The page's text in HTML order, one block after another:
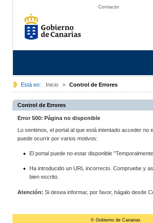
Contacto
Está en: Inicio > Control de Errores
Control de Errores
Error 500: Página no disponible
Lo sentimos, el portal al que está intentado acceder no
puede ocurrir por varios motivos:
El portal puede no estar disponible
Ha introducido un URL incorrecto. Compruebe y
bien escrito.
Atención: Si desea informar, por favor, hágalo desde
© Gobierno de Canarias